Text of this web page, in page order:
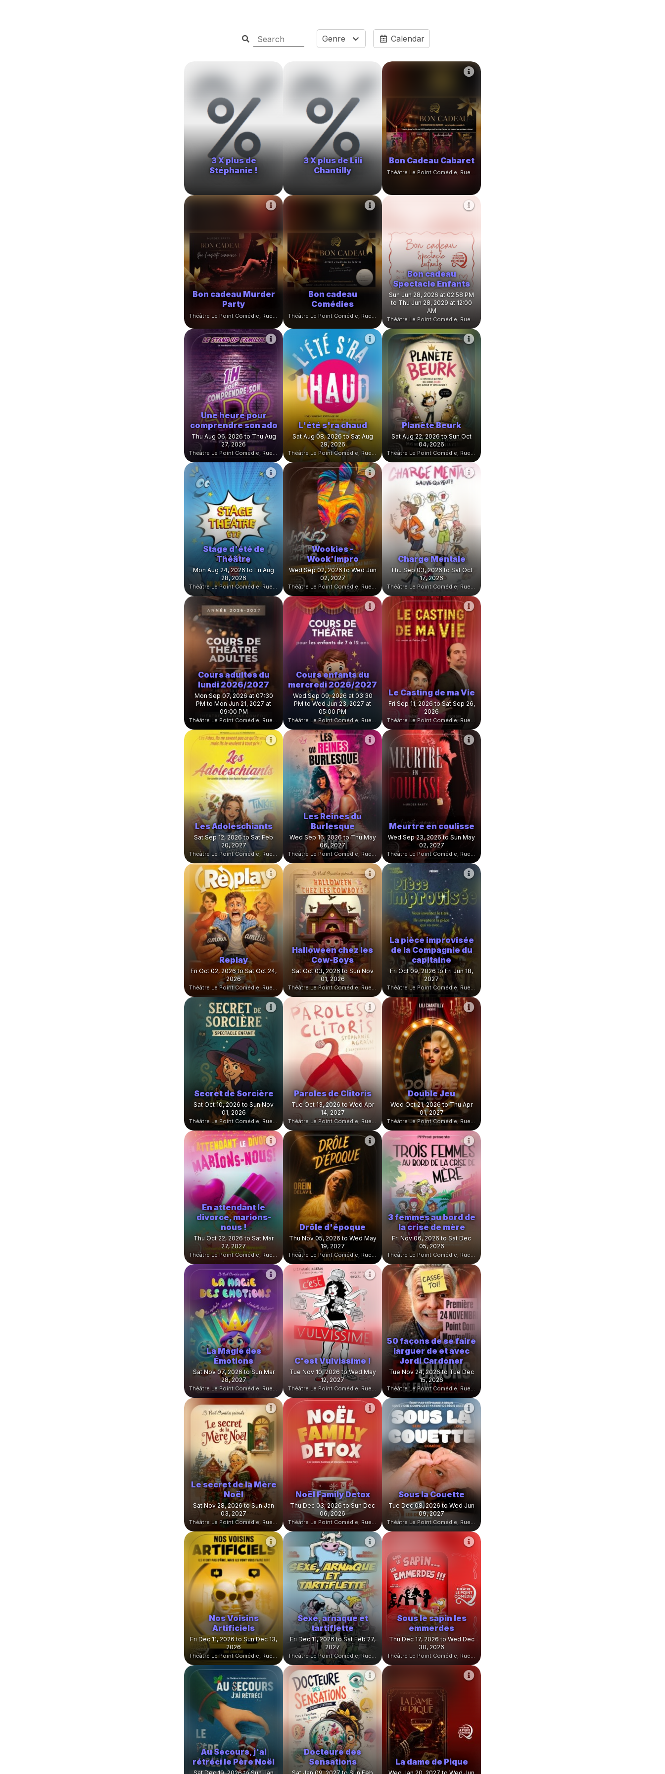
Genre Calendar
3 X plus de
Stéphanie !
3 X plus de Lili
Chantilly
Bon Cadeau Cabaret
Théâtre Le Point Comédie, Rue Sainte-Ursule, Montpellier, France
Bon cadeau Murder
Party
Théâtre Le Point Comédie, Rue Sainte-Ursule, Montpellier, France
Bon cadeau
Comédies
Théâtre Le Point Comédie, Rue Sainte-Ursule, Montpellier, France
Bon cadeau
Spectacle Enfants
Sun Jun 28, 2026 at 02:58 PM
to Thu Jun 28, 2029 at 12:00
AM
Théâtre Le Point Comédie, Rue Sainte-Ursule, Montpellier, France
Une heure pour
comprendre son ado
Thu Aug 06, 2026 to Thu Aug
27, 2026
Théâtre Le Point Comédie, Rue Sainte-Ursule, Montpellier, France
L'été s'ra chaud
Sat Aug 08, 2026 to Sat Aug
29, 2026
Théâtre Le Point Comédie, Rue Sainte-Ursule, Montpellier, France
Planète Beurk
Sat Aug 22, 2026 to Sun Oct
04, 2026
Théâtre Le Point Comédie, Rue Sainte-Ursule, Montpellier, France
Stage d'été de
Théâtre
Mon Aug 24, 2026 to Fri Aug
28, 2026
Théâtre Le Point Comédie, Rue Sainte-Ursule, Montpellier, France
Wookies -
Wook'impro
Wed Sep 02, 2026 to Wed Jun
02, 2027
Théâtre Le Point Comédie, Rue Sainte-Ursule, Montpellier, France
Charge Mentale
Thu Sep 03, 2026 to Sat Oct
17, 2026
Théâtre Le Point Comédie, Rue Sainte-Ursule, Montpellier, France
Cours adultes du
lundi 2026/2027
Mon Sep 07, 2026 at 07:30
PM to Mon Jun 21, 2027 at
09:00 PM
Théâtre Le Point Comédie, Rue Sainte-Ursule, Montpellier, France
Cours enfants du
mercredi 2026/2027
Wed Sep 09, 2026 at 03:30
PM to Wed Jun 23, 2027 at
05:00 PM
Théâtre Le Point Comédie, Rue Sainte-Ursule, Montpellier, France
Le Casting de ma Vie
Fri Sep 11, 2026 to Sat Sep 26,
2026
Théâtre Le Point Comédie, Rue Sainte-Ursule, Montpellier, France
Les Adoleschiants
Sat Sep 12, 2026 to Sat Feb
20, 2027
Théâtre Le Point Comédie, Rue Sainte-Ursule, Montpellier, France
Les Reines du
Burlesque
Wed Sep 16, 2026 to Thu May
06, 2027
Théâtre Le Point Comédie, Rue Sainte-Ursule, Montpellier, France
Meurtre en coulisse
Wed Sep 23, 2026 to Sun May
02, 2027
Théâtre Le Point Comédie, Rue Sainte-Ursule, Montpellier, France
Replay
Fri Oct 02, 2026 to Sat Oct 24,
2026
Théâtre Le Point Comédie, Rue Sainte-Ursule, Montpellier, France
Halloween chez les
Cow-Boys
Sat Oct 03, 2026 to Sun Nov
01, 2026
Théâtre Le Point Comédie, Rue Sainte-Ursule, Montpellier, France
La pièce improvisée
de la Compagnie du
capitaine
Fri Oct 09, 2026 to Fri Jun 18,
2027
Théâtre Le Point Comédie, Rue Sainte-Ursule, Montpellier, France
Secret de Sorcière
Sat Oct 10, 2026 to Sun Nov
01, 2026
Théâtre Le Point Comédie, Rue Sainte-Ursule, Montpellier, France
Paroles de Clitoris
Tue Oct 13, 2026 to Wed Apr
14, 2027
Théâtre Le Point Comédie, Rue Sainte-Ursule, Montpellier, France
Double Jeu
Wed Oct 21, 2026 to Thu Apr
01, 2027
Théâtre Le Point Comédie, Rue Sainte-Ursule, Montpellier, France
En attendant le
divorce, marions-
nous !
Thu Oct 22, 2026 to Sat Mar
27, 2027
Théâtre Le Point Comédie, Rue Sainte-Ursule, Montpellier, France
Drôle d'époque
Thu Nov 05, 2026 to Wed May
19, 2027
Théâtre Le Point Comédie, Rue Sainte-Ursule, Montpellier, France
3 femmes au bord de
la crise de mère
Fri Nov 06, 2026 to Sat Dec
05, 2026
Théâtre Le Point Comédie, Rue Sainte-Ursule, Montpellier, France
La Magie des
Émotions
Sat Nov 07, 2026 to Sun Mar
28, 2027
Théâtre Le Point Comédie, Rue Sainte-Ursule, Montpellier, France
C'est Vulvissime !
Tue Nov 10, 2026 to Wed May
12, 2027
Théâtre Le Point Comédie, Rue Sainte-Ursule, Montpellier, France
50 façons de se faire
larguer de et avec
Jordi Cardoner
Tue Nov 24, 2026 to Tue Dec
15, 2026
Théâtre Le Point Comédie, Rue Sainte-Ursule, Montpellier, France
Le secret de la Mère
Noël
Sat Nov 28, 2026 to Sun Jan
03, 2027
Théâtre Le Point Comédie, Rue Sainte-Ursule, Montpellier, France
Noël Family Detox
Thu Dec 03, 2026 to Sun Dec
06, 2026
Théâtre Le Point Comédie, Rue Sainte-Ursule, Montpellier, France
Sous la Couette
Tue Dec 08, 2026 to Wed Jun
09, 2027
Théâtre Le Point Comédie, Rue Sainte-Ursule, Montpellier, France
Nos Voisins
Artificiels
Fri Dec 11, 2026 to Sun Dec 13,
2026
Théâtre Le Point Comédie, Rue Sainte-Ursule, Montpellier, France
Sexe, arnaque et
tartiflette
Fri Dec 11, 2026 to Sat Feb 27,
2027
Théâtre Le Point Comédie, Rue Sainte-Ursule, Montpellier, France
Sous le sapin les
emmerdes
Thu Dec 17, 2026 to Wed Dec
30, 2026
Théâtre Le Point Comédie, Rue Sainte-Ursule, Montpellier, France
Au Secours, j'ai
rétréci le Père Noël
Docteure des
Sensations
La dame de Pique